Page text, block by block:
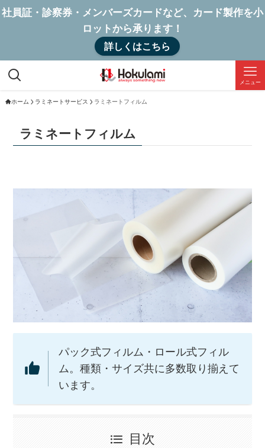
社員証・診察券・メンバーズカードなど、カード製作を小
ロットから承ります！
詳しくはこちら
メニュー
ホーム ラミネートサービス ラミネートフィルム
ラミネートフィルム
パック式フィルム・ロール式フィル
ム。種類・サイズ共に多数取り揃えて
います。
目次